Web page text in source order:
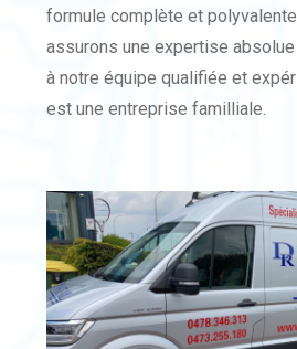
formule complète et
assurons une expertise
à notre équipe qualifiée et
est une entreprise familliale.